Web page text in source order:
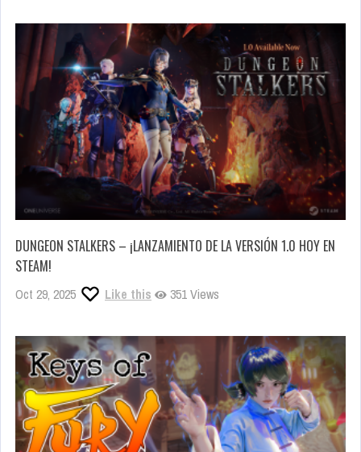
DUNGEON STALKERS – ¡LANZAMIENTO DE LA VERSIÓN 1.0 HOY EN
STEAM!
Oct 29, 2025 Like this 351 Views